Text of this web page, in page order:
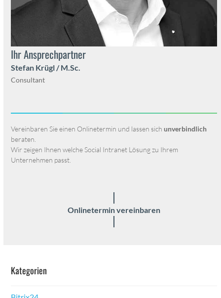
Ihr Ansprech­part­ner
Ste­fan Krügl / M.Sc.
Con­sul­tant
Vere­in­baren Sie einen Onlineter­min und lassen sichunverbindlich
berat­en.
Wir zeigen Ihnen welche Social Intranet Lösung zu Ihrem
Unternehmen passt.
Onlineter­min vere­in­baren
Kat­e­gorien